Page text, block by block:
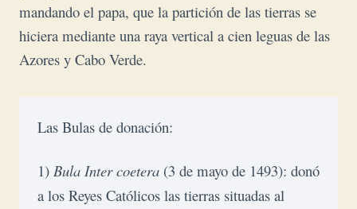
mandando el papa, que la partición de las tierras se
hiciera mediante una raya vertical a cien leguas de las
Azores y Cabo Verde.
Las Bulas de donación:
1) Bula Inter coetera (3 de mayo de 1493): donó
a los Reyes Católicos las tierras situadas al